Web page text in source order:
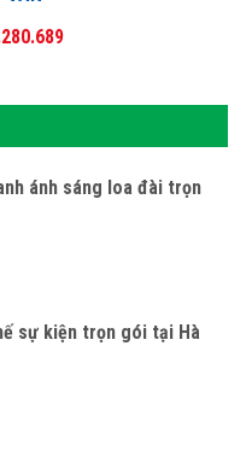
ánh sáng loa đài trọn
sự kiện trọn gói tại Hà